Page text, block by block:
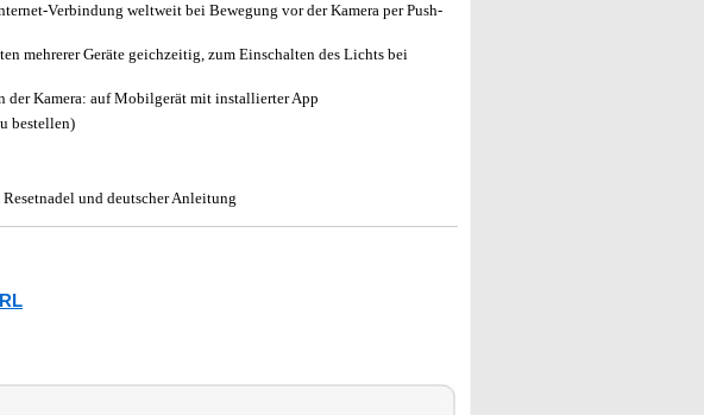
Verbindung weltweit bei Bewegung vor der Kamera per Push-
mehrerer Geräte geichzeitig, zum Einschalten des Lichts bei
der Kamera: auf Mobilgerät mit installierter App
bestellen)
und deutscher Anleitung